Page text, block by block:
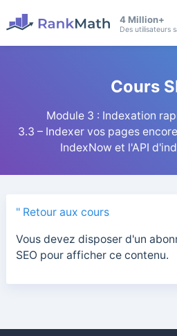
4 Million+
Des utilisateurs
Cours
Module 3 : Indexation
3.3 – Indexer vos pages
IndexNow et l'API
" Retour aux cours
Vous devez disposer d'un
SEO pour afficher ce contenu.